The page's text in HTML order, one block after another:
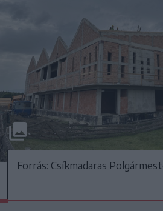
Forrás: Csíkmadaras